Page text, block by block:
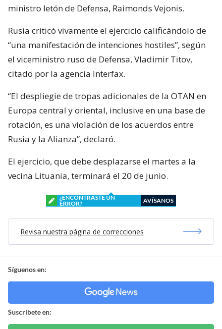
ministro letón de Defensa, Raimonds Vejonis.
Rusia criticó vivamente el ejercicio calificándolo de
“una manifestación de intenciones hostiles”, según
el viceministro ruso de Defensa, Vladimir Titov,
citado por la agencia Interfax.
“El despliegie de tropas adicionales de la OTAN en
Europa central y oriental, inclusive en una base de
rotación, es una violación de los acuerdos entre
Rusia y la Alianza”, declaró.
El ejercicio, que debe desplazarse el martes a la
vecina Lituania, terminará el 20 de junio.
¿ENCONTRASTE UN
ERROR?
AVÍSANOS
Revisa nuestra página de correcciones
Síguenos en:
Suscríbete en: